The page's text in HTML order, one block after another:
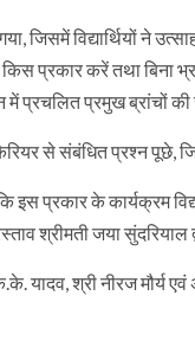
जिसमें विद्यार्थियों ने
प्रकार करें तथा बिना
में प्रचलित प्रमुख ब्रांचों की
से संबंधित प्रश्न पूछे,
कि इस प्रकार के
श्रीमती जया
यादव, श्री नीरज मौर्य